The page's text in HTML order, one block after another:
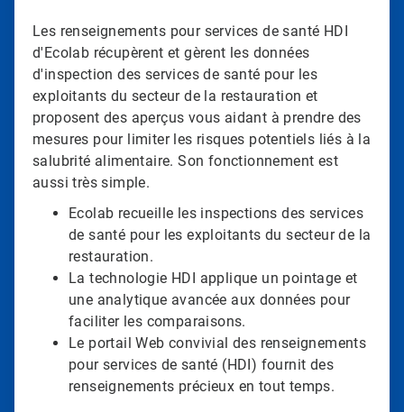
Les renseignements pour services de santé HDI
d'Ecolab récupèrent et gèrent les données
d'inspection des services de santé pour les
exploitants du secteur de la restauration et
proposent des aperçus vous aidant à prendre des
mesures pour limiter les risques potentiels liés à la
salubrité alimentaire. Son fonctionnement est
aussi très simple.
Ecolab recueille les inspections des services
de santé pour les exploitants du secteur de la
restauration.
La technologie HDI applique un pointage et
une analytique avancée aux données pour
faciliter les comparaisons.
Le portail Web convivial des renseignements
pour services de santé (HDI) fournit des
renseignements précieux en tout temps.